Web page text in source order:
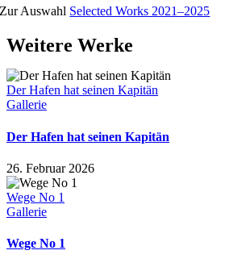
Zur Auswahl Selected Works 2021–2025
Weitere Werke
Der Hafen hat seinen Kapitän
Gallerie
Der Hafen hat seinen Kapitän
26. Februar 2026
Wege No 1
Gallerie
Wege No 1